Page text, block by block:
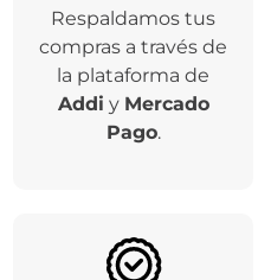
Respaldamos tus
compras a través de
la plataforma de
Addi y Mercado
Pago.